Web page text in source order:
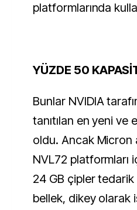
platformlarında
YÜZDE 50
Bunlar NVIDIA
tanıtılan en yeni ve
oldu. Ancak Micron
NVL72 platformları
24 GB çipler tedarik
bellek, dikey olarak